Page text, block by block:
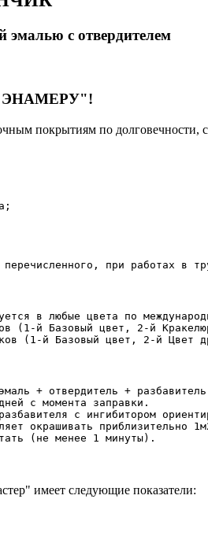
эмалью с отвердителем
"ЭНАМЕРУ"!
покрытиям по долговечности,
при работах в
в любые цвета по
(1-й Базовый цвет, 2-й
(1-й Базовый цвет, 2-й Цвет
+ отвердитель +
с момента заправки.
с ингибитором
окрашивать
(не менее 1 минуты).
имеет следующие показатели: